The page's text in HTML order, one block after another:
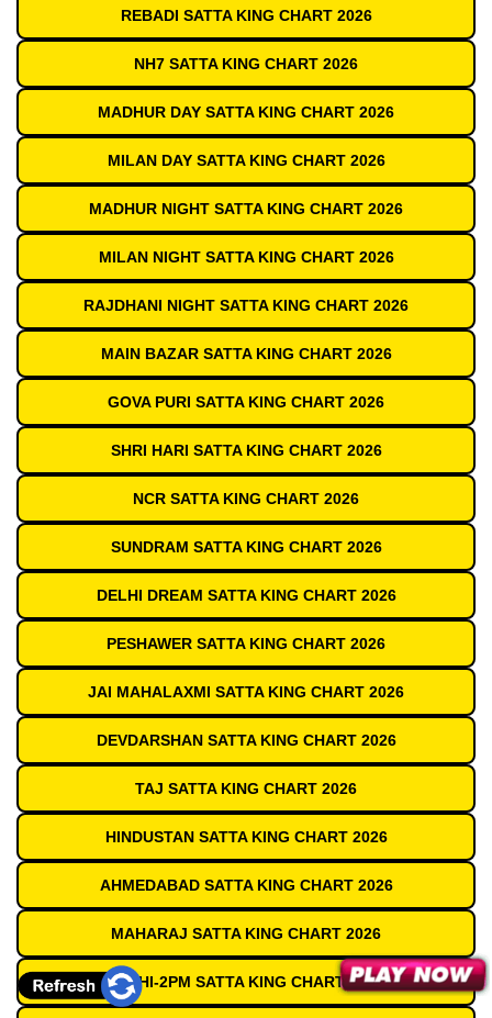
REBADI SATTA KING CHART 2026
NH7 SATTA KING CHART 2026
MADHUR DAY SATTA KING CHART 2026
MILAN DAY SATTA KING CHART 2026
MADHUR NIGHT SATTA KING CHART 2026
MILAN NIGHT SATTA KING CHART 2026
RAJDHANI NIGHT SATTA KING CHART 2026
MAIN BAZAR SATTA KING CHART 2026
GOVA PURI SATTA KING CHART 2026
SHRI HARI SATTA KING CHART 2026
NCR SATTA KING CHART 2026
SUNDRAM SATTA KING CHART 2026
DELHI DREAM SATTA KING CHART 2026
PESHAWER SATTA KING CHART 2026
JAI MAHALAXMI SATTA KING CHART 2026
DEVDARSHAN SATTA KING CHART 2026
TAJ SATTA KING CHART 2026
HINDUSTAN SATTA KING CHART 2026
AHMEDABAD SATTA KING CHART 2026
MAHARAJ SATTA KING CHART 2026
DELHI-2PM SATTA KING CHART 2026